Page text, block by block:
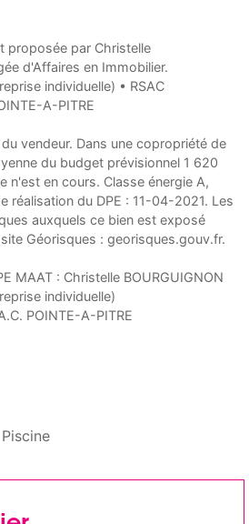
proposée par Christelle
d'Affaires en Immobilier.
individuelle) • RSAC
A-PITRE
vendeur. Dans une copropriété de
du budget prévisionnel 1 620
n'est en cours. Classe énergie A,
réalisation du DPE : 11-04-2021. Les
auxquels ce bien est exposé
Géorisques : georisques.gouv.fr.
MAAT : Christelle BOURGUIGNON
individuelle)
POINTE-A-PITRE
Piscine